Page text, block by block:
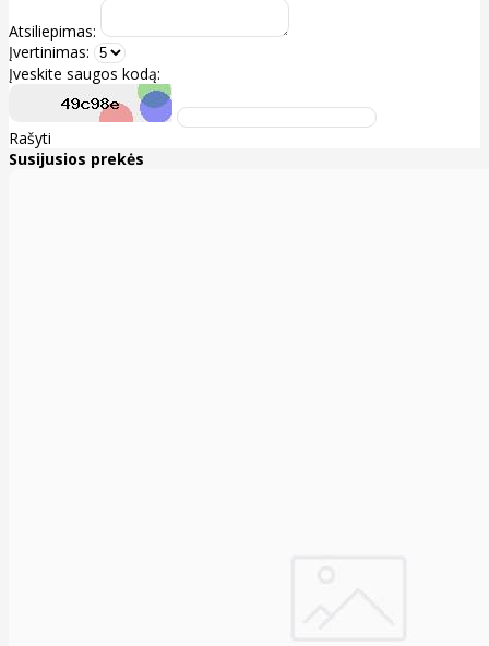
Atsiliepimas:
Įvertinimas:
Įveskite saugos kodą:
Rašyti
Susijusios prekės